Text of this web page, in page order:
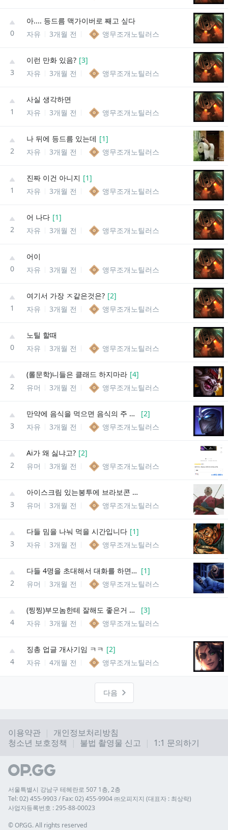
0
아.... 등드름 맥가이버로 째고 싶다
자유
3개월 전 앵무조개노틸러스
3
이런 만화 있음? [3]
자유
3개월 전 앵무조개노틸러스
1
사실 생각하면
자유
3개월 전 앵무조개노틸러스
2
나 뒤에 등드름 있는데 [1]
자유
3개월 전 앵무조개노틸러스
1
진짜 이건 아니지 [1]
자유
3개월 전 앵무조개노틸러스
2
어 나다 [1]
자유
3개월 전 앵무조개노틸러스
0
어이
자유
3개월 전 앵무조개노틸러스
1
여기서 가장 ㅈ같은것은? [2]
자유
3개월 전 앵무조개노틸러스
0
노틸 할때
자유
3개월 전 앵무조개노틸러스
2
(롤문학)니들은 클래드 하지마라 [4]
유머
3개월 전 앵무조개노틸러스
3
만약에 음식을 먹으면 음식의 주 재료로 바뀌면 [2]
자유
3개월 전 앵무조개노틸러스
2
Ai가 왜 싫냐고? [2]
유머
3개월 전 앵무조개노틸러스
3
아이스크림 있는봉투에 브라보콘 있을때
유머
3개월 전 앵무조개노틸러스
3
다들 밈을 나눠 먹을 시간입니다 [1]
자유
3개월 전 앵무조개노틸러스
2
다들 4명을 초대해서 대화를 하면 누굴 초대할거임? [1]
유머
3개월 전 앵무조개노틸러스
4
(찡찡)부모놈한테 잘해도 좋은거 없음 [3]
자유
3개월 전 앵무조개노틸러스
4
징총 업글 개사기임 ㅋㅋ [2]
자유
4개월 전 앵무조개노틸러스
다음
이용약관
개인정보처리방침
청소년 보호정책
불법 촬영물 신고 1:1 문의하기
서울특별시 강남구 테헤란로 507 1층, 2층
Tel: 02) 455-9903 / Fax: 02) 455-9904 ㈜오피지지 (대표자 : 최상락)
사업자등록번호 : 295-88-00023
© OP.GG. All rights reserved